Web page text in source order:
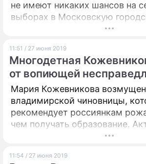
не имеют никаких шансов на
выборах в Московскую
уверен политолог и
глобализации Михаил Делягин.
мнению, предстоящее
политическим фиаско
и его команды.
11:51 / 27 июня 2019
Многодетная
от вопиющей
Мария Кожевникова
владимирской чиновницы,
рекомендует россиянкам
чем получать образование.
что не следует навязывать
11:54 / 27 июня 2019